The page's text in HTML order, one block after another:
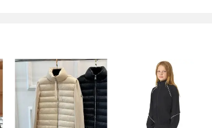
Aveeno 儿童二合一洗发沐
浴露（脸+身体）
$8.52 $12.64
🌸Amazon春促：Momcozy
母婴专区 哺乳枕$40.79